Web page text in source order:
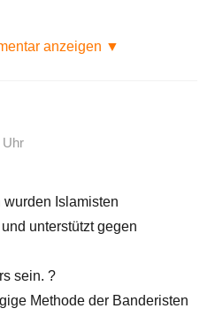
anzeigen ▼
Uhr
wurden Islamisten
unterstützt gegen
sein. ?
Methode der Banderisten